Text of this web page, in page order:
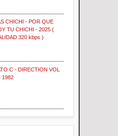
CHICHI - POR QUE
TU CHICHI - 2025 (
320 kbps )
C - DIRECTION VOL
1982